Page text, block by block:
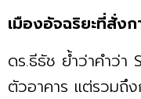
เมืองอัจฉริยะที่สั่ง
ดร.ธีธัช ย้ำว่าคำว่า
ตัวอาคาร แต่รวมถึ